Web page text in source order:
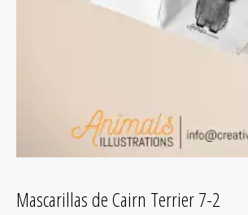
Mascarillas de Cairn Terrier 7-2